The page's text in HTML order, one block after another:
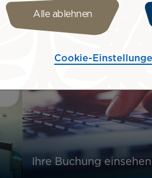
Ihre Buchung einsehen
Alle ablehnen
Cookie-